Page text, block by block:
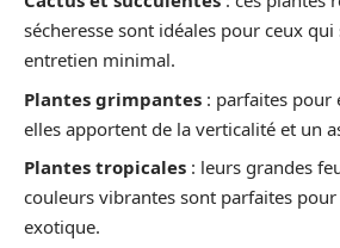
sécheresse sont idéales pour ceux
entretien minimal.
Plantes grimpantes : parfaites pour
elles apportent de la verticalité et un
Plantes tropicales : leurs grandes
couleurs vibrantes sont parfaites
exotique.